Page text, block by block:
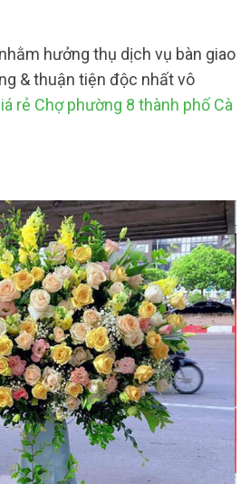
hưởng thụ dịch vụ bàn giao
& thuận tiện độc nhất vô
rẻ Chợ phường 8 thành phố Cà